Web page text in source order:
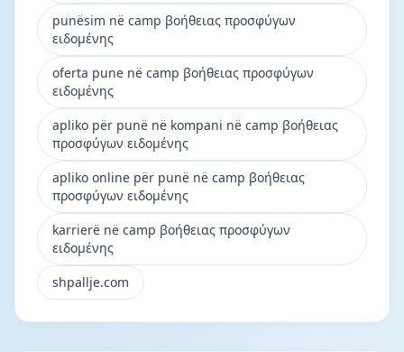
punësim në camp βοήθειας προσφύγων
ειδoμένης
oferta pune në camp βοήθειας προσφύγων
ειδoμένης
apliko për punë në kompani në camp βοήθειας
προσφύγων ειδoμένης
apliko online për punë në camp βοήθειας
προσφύγων ειδoμένης
karrierë në camp βοήθειας προσφύγων
ειδoμένης
shpallje.com